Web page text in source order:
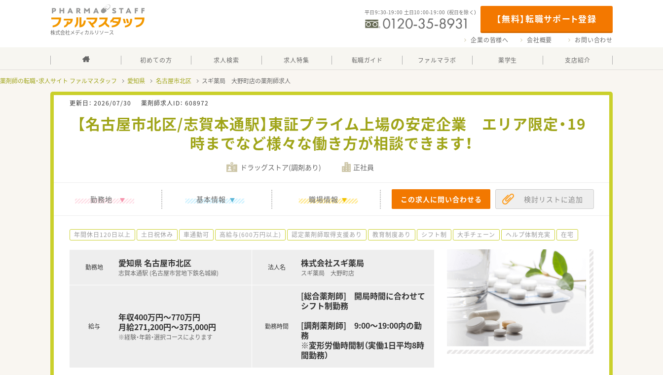
株式会社メディカルリソース
【無料】転職サポート登録
平日9：30-19：00 土日10：00-19：00 （祝日を除く）
企業の皆様へ 会社概要 お問い合わせ
初めての方 求人検索 求人特集 転職ガイド ファルマラボ 薬学生 支店紹介
薬剤師の転職・求人サイト ファルマスタッフ 愛知県 名古屋市北区 スギ薬局 大野町店の薬剤師求人
更新日： 2026/07/30 薬剤師求人ID： 608972
【名古屋市北区/志賀本通駅】東証プライム上場の安定企業 エリア限定・19
時までなど様々な働き方が相談できます！
ドラッグストア(調剤あり) 正社員
勤務地 基本情報 職場情報 この求人に問い合わせる 検討リストに追加
年間休日120日以上 土日祝休み 車通勤可 高給与(600万円以上) 認定薬剤師取得支援あり 教育制度あり シフト制 大手チェーン ヘルプ体制充実 在宅
勤務地 愛知県 名古屋市北区
志賀本通駅 (名古屋市営地下鉄名城線)
給与
年収400万円～770万円
月給271,200円～375,000円
※経験・年齢・選択コースによります
法人名 株式会社スギ薬局
スギ薬局 大野町店
勤務時間
[総合薬剤師] 開局時間に合わせて
シフト制勤務
[調剤薬剤師] 9:00～19:00内の勤
務
※変形労働時間制（実働1日平均8時
間勤務）